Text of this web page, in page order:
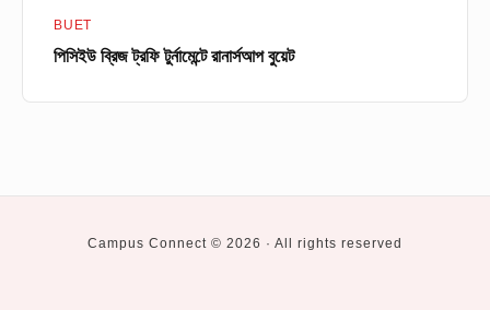
BUET
পিসিইউ ব্রিজ ট্রফি টুর্নামেন্টে রানার্সআপ বুয়েট
Campus Connect © 2026 · All rights reserved